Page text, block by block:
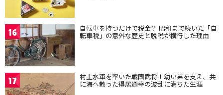
16 自転車を持つだけで税金？ 昭和まで続いた「自
転車税」の意外な歴史と脱税が横行した理由
17 村上水軍を率いた戦国武将！幼い弟を支え、共
に海へ散った得居通幸の波乱に満ちた生涯